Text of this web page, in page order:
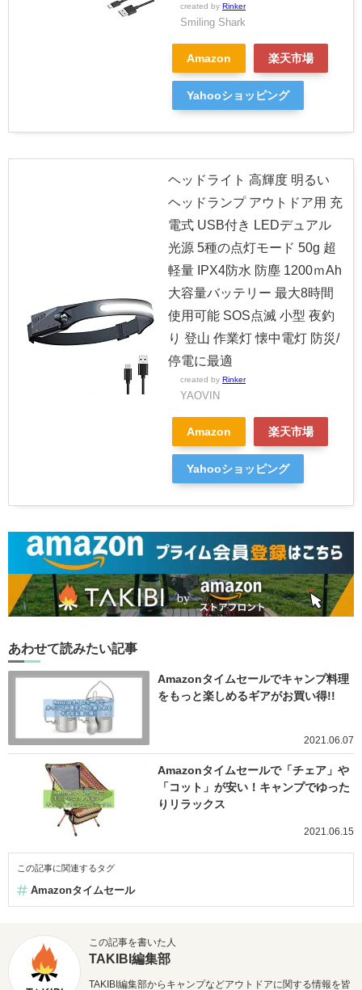
created by Rinker
Smiling Shark
Amazon 楽天市場
Yahooショッピング
ヘッドライト 高輝度 明るい
ヘッドランプ アウトドア用 充
電式 USB付き LEDデュアル
光源 5種の点灯モード 50g 超
軽量 IPX4防水 防塵 1200ｍAh
大容量バッテリー 最大8時間
使用可能 SOS点滅 小型 夜釣
り 登山 作業灯 懐中電灯 防災/
停電に最適
created by Rinker
YAOVIN
Amazon 楽天市場
Yahooショッピング
あわせて読みたい記事
Amazonタイムセールでキャンプ料理
をもっと楽しめるギアがお買い得!!
2021.06.07
Amazonタイムセールで「チェア」や
「コット」が安い！キャンプでゆった
りリラックス
2021.06.15
この記事に関連するタグ
Amazonタイムセール
この記事を書いた人
TAKIBI編集部
TAKIBI編集部からキャンプなどアウトドアに関する情報を皆